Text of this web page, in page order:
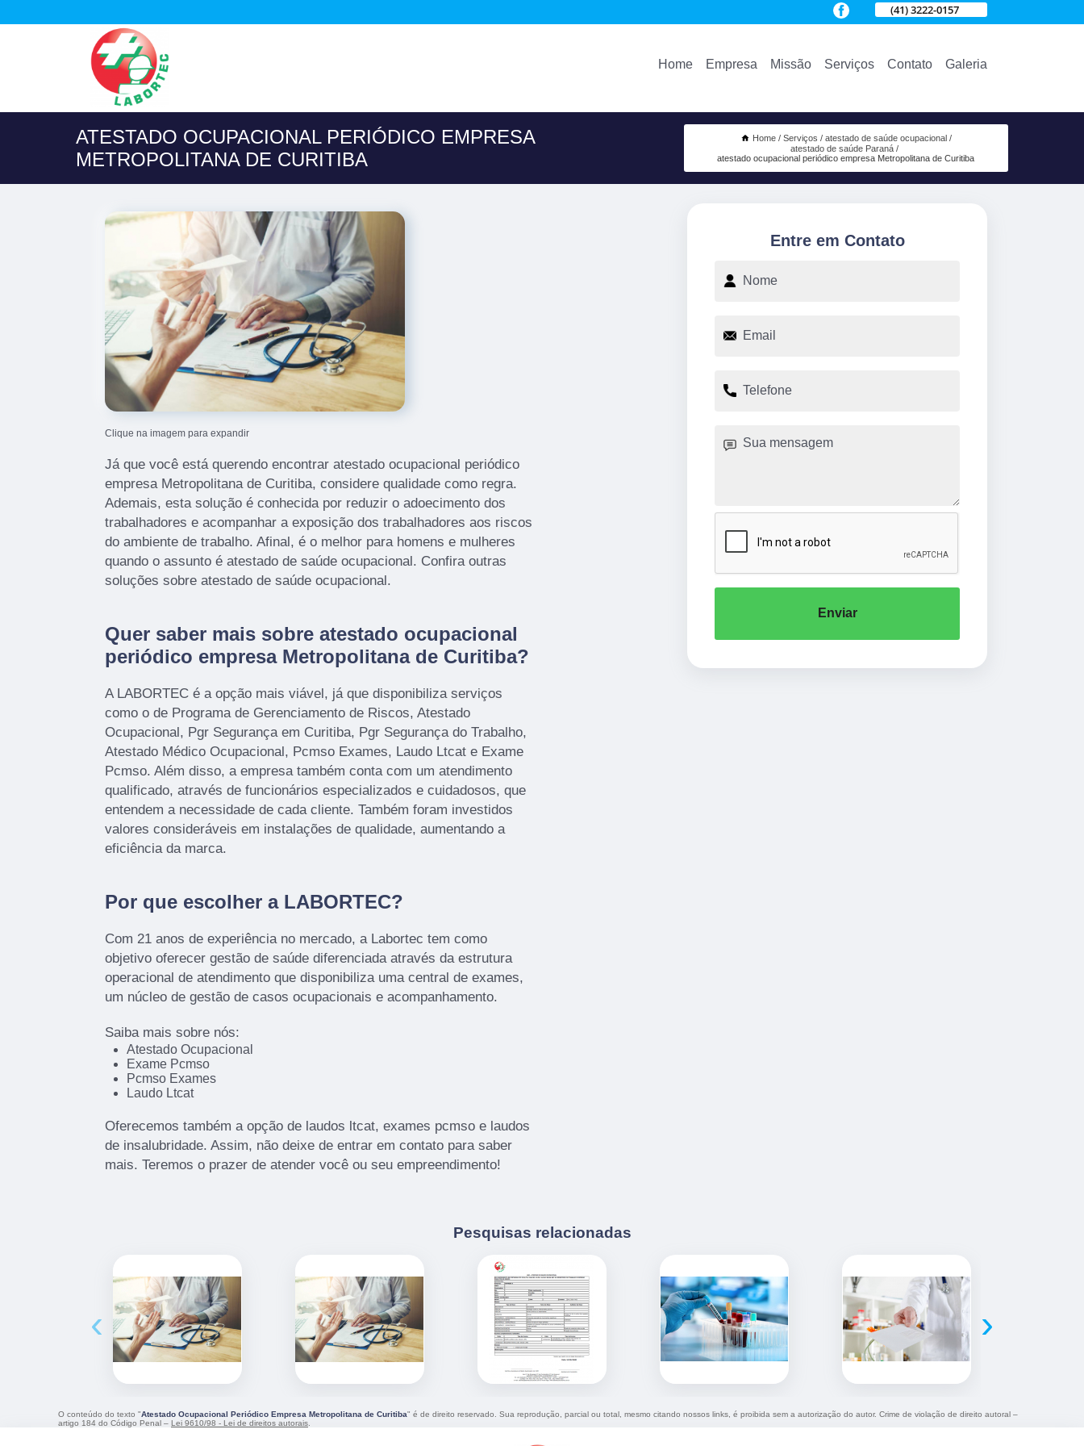
(41) 3222-0157
Home Empresa Missão Serviços Contato Galeria
ATESTADO OCUPACIONAL PERIÓDICO EMPRESA
METROPOLITANA DE CURITIBA
Home Serviços
atestado de saúde ocupacional
atestado de saúde Paraná
atestado ocupacional periódico empresa Metropolitana de Curitiba
Clique na imagem para expandir
Já que você está querendo encontrar atestado ocupacional periódico
empresa Metropolitana de Curitiba, considere qualidade como regra.
Ademais, esta solução é conhecida por reduzir o adoecimento dos
trabalhadores e acompanhar a exposição dos trabalhadores aos riscos
do ambiente de trabalho. Afinal, é o melhor para homens e mulheres
quando o assunto é atestado de saúde ocupacional. Confira outras
soluções sobre atestado de saúde ocupacional.
Quer saber mais sobre atestado ocupacional
periódico empresa Metropolitana de Curitiba?
A LABORTEC é a opção mais viável, já que disponibiliza serviços
como o de Programa de Gerenciamento de Riscos, Atestado
Ocupacional, Pgr Segurança em Curitiba, Pgr Segurança do Trabalho,
Atestado Médico Ocupacional, Pcmso Exames, Laudo Ltcat e Exame
Pcmso. Além disso, a empresa também conta com um atendimento
qualificado, através de funcionários especializados e cuidadosos, que
entendem a necessidade de cada cliente. Também foram investidos
valores consideráveis em instalações de qualidade, aumentando a
eficiência da marca.
Por que escolher a LABORTEC?
Com 21 anos de experiência no mercado, a Labortec tem como
objetivo oferecer gestão de saúde diferenciada através da estrutura
operacional de atendimento que disponibiliza uma central de exames,
um núcleo de gestão de casos ocupacionais e acompanhamento.
Saiba mais sobre nós:
Atestado Ocupacional
Exame Pcmso
Pcmso Exames
Laudo Ltcat
Oferecemos também a opção de laudos ltcat, exames pcmso e laudos
de insalubridade. Assim, não deixe de entrar em contato para saber
mais. Teremos o prazer de atender você ou seu empreendimento!
Entre em Contato
Enviar
Pesquisas relacionadas
‹ ›
O conteúdo do texto "Atestado Ocupacional Periódico Empresa Metropolitana de Curitiba" é de direito reservado. Sua reprodução, parcial ou total, mesmo citando nossos links, é proibida sem a autorização do autor. Crime de violação de direito autoral –
artigo 184 do Código Penal – Lei 9610/98 - Lei de direitos autorais